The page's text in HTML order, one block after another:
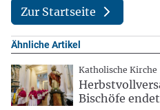
Zur Startseite
Ähnliche Artikel
Katholische Kirche
Bischöfe endet